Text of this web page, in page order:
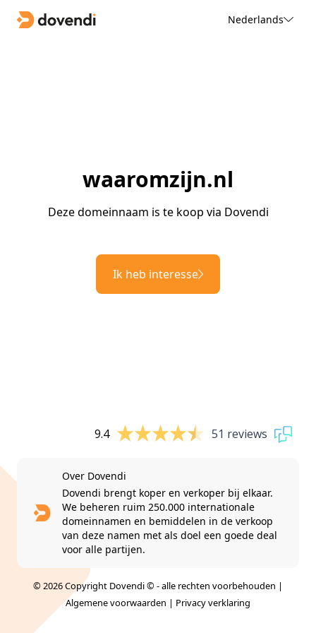
Nederlands
waaromzijn.nl
Deze domeinnaam is te koop via Dovendi
Ik heb interesse
9.4 51 reviews
Over Dovendi
Dovendi brengt koper en verkoper bij elkaar.
We beheren ruim 250.000 internationale
domeinnamen en bemiddelen in de verkoop
van deze namen met als doel een goede deal
voor alle partijen.
© 2026 Copyright Dovendi © - alle rechten voorbehouden |
Algemene voorwaarden | Privacy verklaring